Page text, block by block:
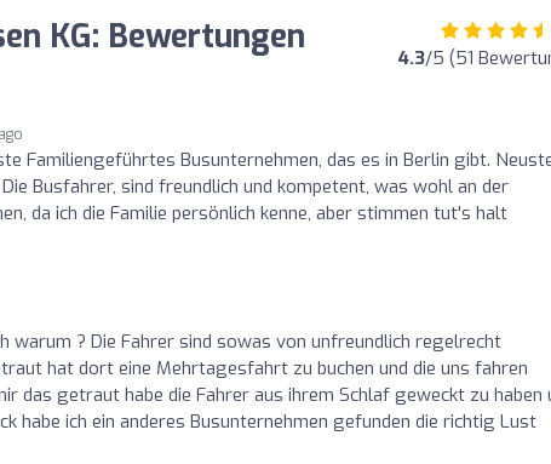
KG: Bewertungen 4.3/5 (51
Familiengeführtes Busunternehmen, das es in Berlin gibt.
Busfahrer, sind freundlich und kompetent, was wohl an der
da ich die Familie persönlich kenne, aber stimmen tut's halt
warum ? Die Fahrer sind sowas von unfreundlich regelrecht
hat dort eine Mehrtagesfahrt zu buchen und die uns fahren
das getraut habe die Fahrer aus ihrem Schlaf geweckt zu haben
habe ich ein anderes Busunternehmen gefunden die richtig Lust